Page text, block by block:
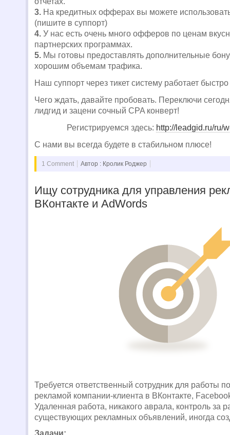
3. На кредитных офферах вы можете
(пишите в суппорт)
4. У нас есть очень много офферов по ценам
партнерских программах.
5. Мы готовы предоставлять дополнительные
хорошим объемам трафика.
Наш суппорт через тикет систему работает быстро
Чего ждать, давайте пробовать. Переключи
лидгид и зацени сочный CPA конверт!
Регистрируемся здесь: http://leadgid.ru/ru/
C нами вы всегда будете в стабильном плюсе!
1 Comment Автор : Кролик Роджер
Ищу сотрудника для управления
ВКонтакте и AdWords
Требуется ответственный сотрудник для работы
рекламой компании-клиента в ВКонтакте,
Удаленная работа, никакого аврала, контроль за
существующих рекламных объявлений, иногда